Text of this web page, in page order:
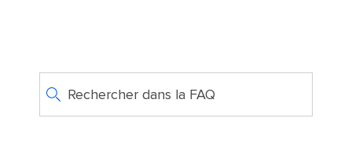
Rechercher dans la FAQ